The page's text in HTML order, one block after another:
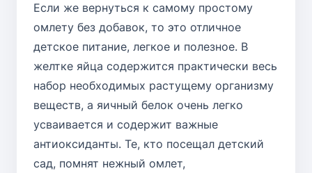
Если же вернуться к самому простому
омлету без добавок, то это отличное
детское питание, легкое и полезное. В
желтке яйца содержится практически весь
набор необходимых растущему организму
веществ, а яичный белок очень легко
усваивается и содержит важные
антиоксиданты. Те, кто посещал детский
сад, помнят нежный омлет,